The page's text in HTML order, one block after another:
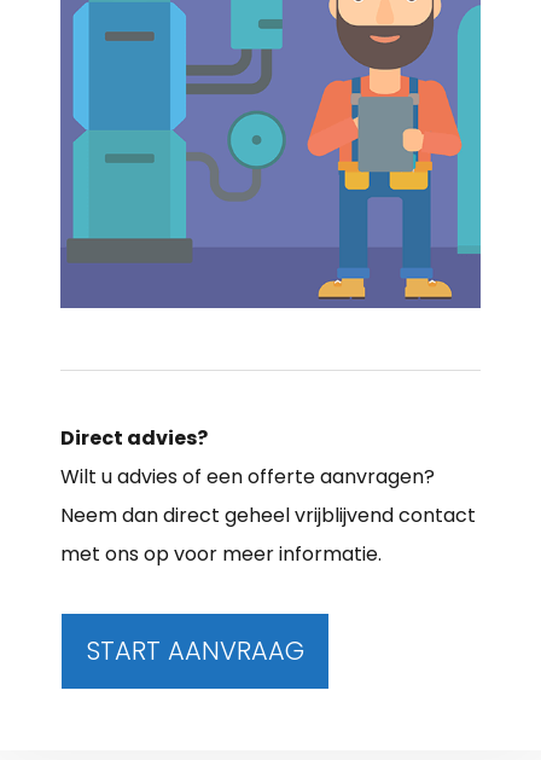
Direct advies?
Wilt u advies of een offerte aanvragen?
Neem dan direct geheel vrijblijvend contact
met ons op voor meer informatie.
START AANVRAAG